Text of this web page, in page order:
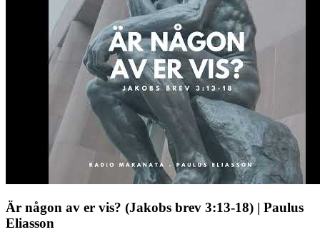
Är någon av er vis? (Jakobs brev 3:13-18) | Paulus
Eliasson